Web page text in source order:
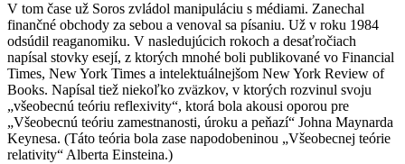
V tom čase už Soros zvládol manipuláciu s médiami. Zanechal
finančné obchody za sebou a venoval sa písaniu. Už v roku 1984
odsúdil reaganomiku. V nasledujúcich rokoch a desaťročiach
napísal stovky esejí, z ktorých mnohé boli publikované vo Financial
Times, New York Times a intelektuálnejšom New York Review of
Books. Napísal tiež niekoľko zväzkov, v ktorých rozvinul svoju
„všeobecnú teóriu reflexivity“, ktorá bola akousi oporou pre
„Všeobecnú teóriu zamestnanosti, úroku a peňazí“ Johna Maynarda
Keynesa. (Táto teória bola zase napodobeninou „Všeobecnej teórie
relativity“ Alberta Einsteina.)